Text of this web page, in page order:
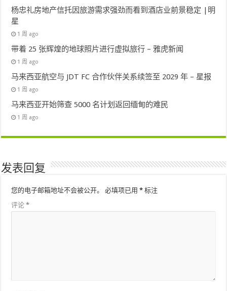
杨忠礼房地产信托因旅游需求强劲而看到酒店业前景稳定 |明
星
1 周 ago
带着 25 张辉煌的地球照片进行虚拟旅行 – 雅虎新闻
1 周 ago
马来西亚航空与 JDT FC 合作伙伴关系续签至 2029 年 – 星报
1 周 ago
马来西亚开始筛查 5000 名计划返回缅甸的难民
1 周 ago
发表回复
您的电子邮箱地址不会被公开。 必填项已用* 标注
评论*